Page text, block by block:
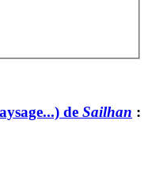
de Sailhan :